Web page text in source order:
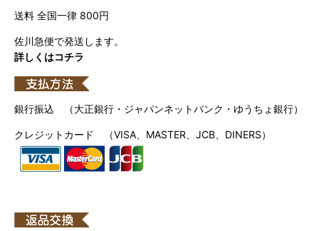
送料 全国一律 800円
佐川急便で発送します。
詳しくはコチラ
銀行振込 （大正銀行・ジャパンネットバンク・ゆうちょ銀行）
クレジットカード （VISA、MASTER、JCB、DINERS）